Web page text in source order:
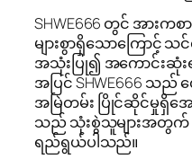
SHWE666 တွင် အားကစ
များစွာရှိသောကြော
အသုံးပြု၍ အကောင်းဆုံး
အပြင် SHWE666 သည်
အမြဲတမ်း ပြိုင်ဆိုင်မှုရှိအေ
သည် သုံးစွဲသူများအတွက်
ရည်ရွယ်ပါသည်။